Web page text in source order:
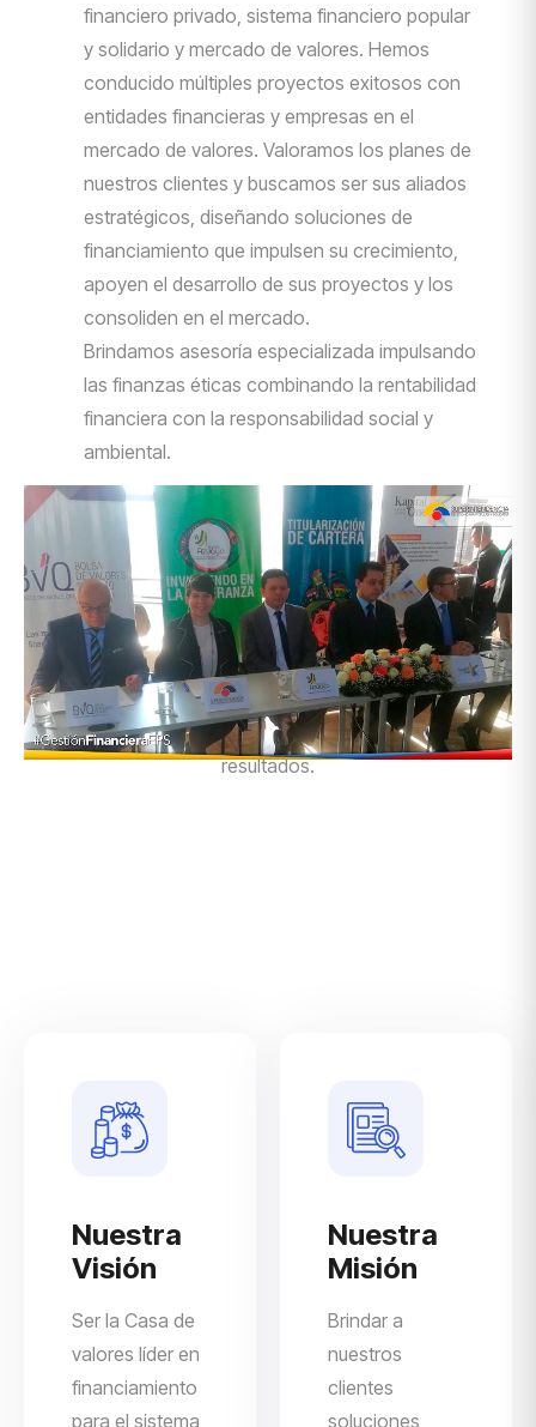
financiero privado, sistema financiero popular
y solidario y mercado de valores. Hemos
conducido múltiples proyectos exitosos con
entidades financieras y empresas en el
mercado de valores. Valoramos los planes de
nuestros clientes y buscamos ser sus aliados
estratégicos, diseñando soluciones de
financiamiento que impulsen su crecimiento,
apoyen el desarrollo de sus proyectos y los
consoliden en el mercado.
Brindamos asesoría especializada impulsando
las finanzas éticas combinando la rentabilidad
financiera con la responsabilidad social y
ambiental.
En Equity Casa de Valores S.A. somos expertos en
estructuración y colocación de emisiones para el sector
cooperativo. Nuestra
experiencia y profundo conocimiento de la normativa
aplicable nos permiten diseñar soluciones financieras a la
medida, que impulsan la sostenibilidad y el crecimiento de
las cooperativas de ahorro y crédito en el país. En Equity
Casa de Valores, transformamos la confianza en
resultados.
Nuestra
Visión
Ser la Casa de
valores líder en
financiamiento
para el sistema
Nuestra
Misión
Brindar a
nuestros
clientes
soluciones